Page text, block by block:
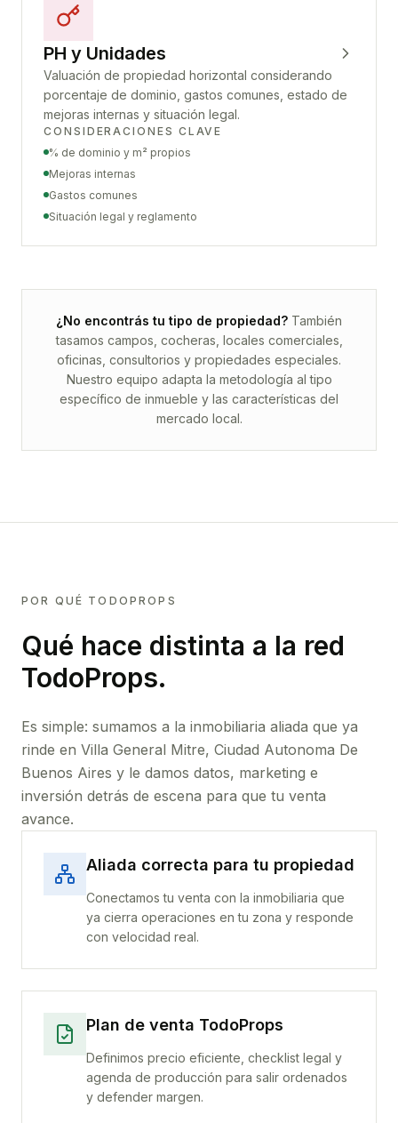
PH y Unidades
Valuación de propiedad horizontal considerando
porcentaje de dominio, gastos comunes, estado de
mejoras internas y situación legal.
CONSIDERACIONES CLAVE
% de dominio y m² propios
Mejoras internas
Gastos comunes
Situación legal y reglamento
¿No encontrás tu tipo de propiedad? También
tasamos campos, cocheras, locales comerciales,
oficinas, consultorios y propiedades especiales.
Nuestro equipo adapta la metodología al tipo
específico de inmueble y las características del
mercado local.
POR QUÉ TODOPROPS
Qué hace distinta a la red
TodoProps.
Es simple: sumamos a la inmobiliaria aliada que ya
rinde en Villa General Mitre, Ciudad Autonoma De
Buenos Aires y le damos datos, marketing e
inversión detrás de escena para que tu venta
avance.
Aliada correcta para tu propiedad
Conectamos tu venta con la inmobiliaria que
ya cierra operaciones en tu zona y responde
con velocidad real.
Plan de venta TodoProps
Definimos precio eficiente, checklist legal y
agenda de producción para salir ordenados
y defender margen.